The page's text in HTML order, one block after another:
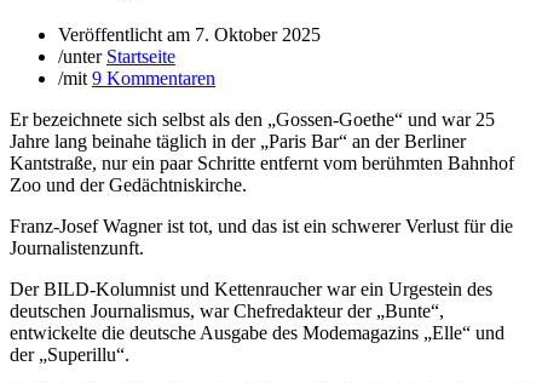
Veröffentlicht am 7. Oktober 2025
/unter Startseite
/mit 9 Kommentaren
Er bezeichnete sich selbst als den „Gossen-Goethe“ und war 25
Jahre lang beinahe täglich in der „Paris Bar“ an der Berliner
Kantstraße, nur ein paar Schritte entfernt vom berühmten Bahnhof
Zoo und der Gedächtniskirche.
Franz-Josef Wagner ist tot, und das ist ein schwerer Verlust für die
Journalistenzunft.
Der BILD-Kolumnist und Kettenraucher war ein Urgestein des
deutschen Journalismus, war Chefredakteur der „Bunte“,
entwickelte die deutsche Ausgabe des Modemagazins „Elle“ und
der „Superillu“.